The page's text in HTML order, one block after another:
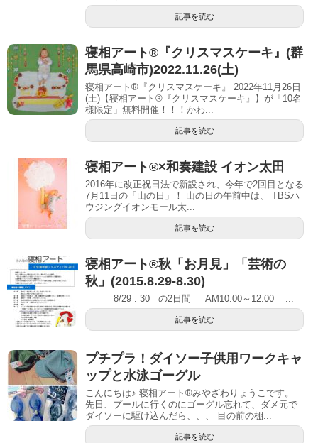
記事を読む
寝相アート®︎『クリスマスケーキ』(群
馬県高崎市)2022.11.26(土)
寝相アート®『クリスマスケーキ』 2022年11月26日
(土)【寝相アート®︎『クリスマスケーキ』】が「10名
様限定」無料開催！！！かわ...
記事を読む
寝相アート®︎×和奏建設 イオン太田
2016年に改正祝日法で新設され、今年で2回目となる
7月11日の「山の日」！ 山の日の午前中は、 TBSハ
ウジングイオンモール太...
記事を読む
寝相アート®秋「お月見」「芸術の
秋」(2015.8.29-8.30)
8/29 . 30 の2日間 AM10:00～12:00 ...
記事を読む
プチプラ！ダイソー子供用ワークキャ
ップと水泳ゴーグル
こんにちは♪ 寝相アート®︎みやざわりょうこです。
先日、プールに行くのにゴーグル忘れて、ダメ元で
ダイソーに駆け込んだら、、、 目の前の棚...
記事を読む